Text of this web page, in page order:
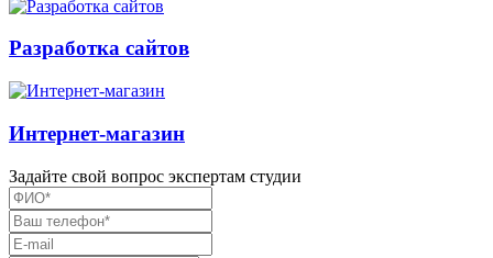
Разработка сайтов
Интернет-магазин
Задайте свой вопрос экспертам студии